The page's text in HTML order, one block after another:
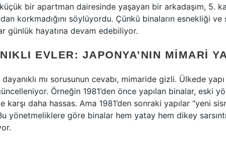
bir apartman dairesinde yaşayan bir arkadaşım, 5.
korkmadığını söylüyordu. Çünkü binaların esnekliği
günlük hayatına devam edebiliyor.
EVLER: JAPONYA’NIN MIMARI
mı sorusunun cevabı, mimaride gizli. Ülkede
Örneğin 1981’den önce yapılan binalar, eski
daha hassas. Ama 1981’den sonraki yapılar “yeni
yönetmeliklere göre binalar hem yatay hem dikey